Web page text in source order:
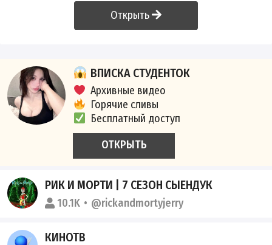
Открыть
ВПИСКА СТУДЕНТОК
Архивные видео
Горячие сливы
Бесплатный доступ
ОТКРЫТЬ
РИК И МОРТИ | 7 СЕЗОН СЫЕНДУК
10.1K @rickandmortyjerry
КИНОТВ